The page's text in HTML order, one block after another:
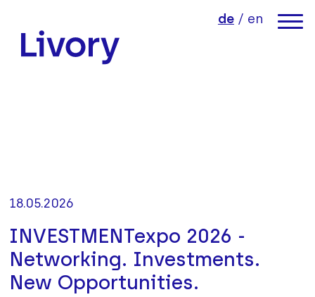
Link zur Startseite
de / en
INVESTMENTexpo 2026 -
Networking. Investments.
New Opportunities.
18.05.2026